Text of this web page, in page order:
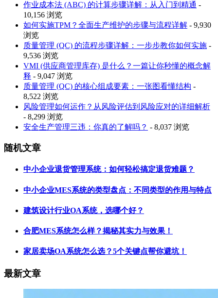
作业成本法 (ABC) 的计算步骤详解：从入门到精通 -
10,156 浏览
如何实施TPM？全面生产维护的步骤与流程详解 - 9,930
浏览
质量管理 (QC) 的流程步骤详解：一步步教你如何实施 -
9,536 浏览
VMI (供应商管理库存) 是什么？一篇让你秒懂的概念解
释 - 9,047 浏览
质量管理 (QC) 的核心组成要素：一张图看懂结构 -
8,522 浏览
风险管理如何运作？从风险评估到风险应对的详细解析
- 8,299 浏览
安全生产管理三违：你真的了解吗？ - 8,037 浏览
随机文章
中小企业退货管理系统：如何轻松搞定退货难题？
中小企业MES系统的类型盘点：不同类型的作用与特点
建筑设计行业OA系统，选哪个好？
合肥MES系统怎么样？揭秘其实力与效果！
家居卖场OA系统怎么选？5个关键点帮你避坑！
最新文章